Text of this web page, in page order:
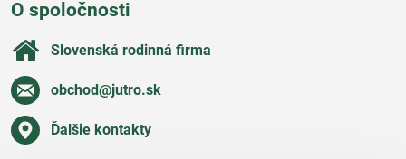
O spoločnosti
Slovenská rodinná firma
obchod​@jutro​.sk
Ďalšie kontakty